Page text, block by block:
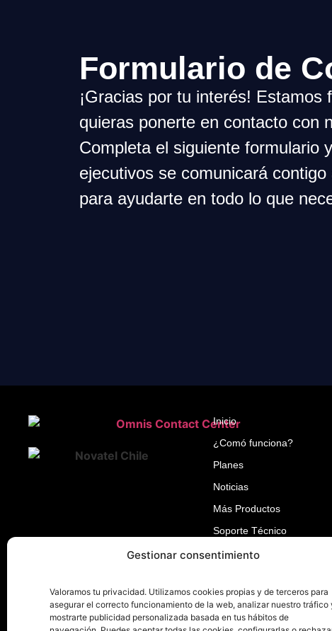
Gestionar consentimiento
Valoramos tu privacidad. Utilizamos cookies propias y de terceros para
asegurar el correcto funcionamiento de la web, analizar nuestro tráfico
mostrarte publicidad personalizada basada en tus hábitos de
Formulario de
¡Gracias por tu interés! Estamos
quieras ponerte en contacto con
Completa el siguiente formulario
ejecutivos se comunicará contigo
para ayudarte en todo lo que
Inicio
¿Comó funciona?
Planes
Noticias
Más Productos
Soporte Técnico